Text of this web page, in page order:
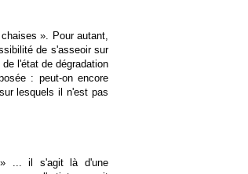
». Pour autant,
de s'asseoir sur
l'état de dégradation
: peut-on encore
lesquels il n'est pas
» ... il s'agit là d'une